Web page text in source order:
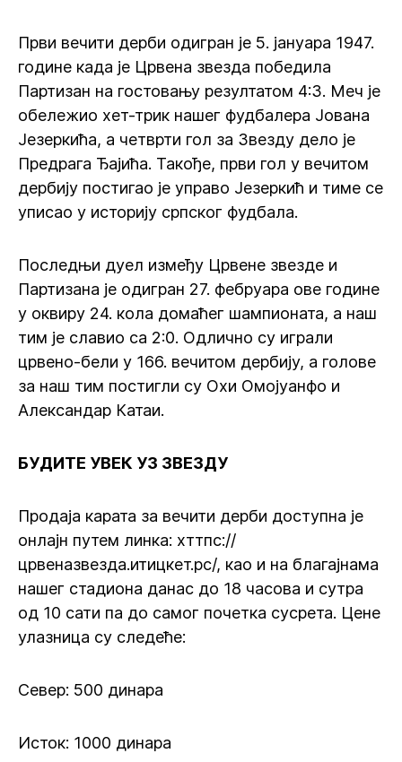
Први вечити дерби одигран је 5. јануара 1947.
године када је Црвена звезда победила
Партизан на гостовању резултатом 4:3. Меч је
обележио хет-трик нашег фудбалера Јована
Језеркића, а четврти гол за Звезду дело је
Предрага Ђајића. Такође, први гол у вечитом
дербију постигао је управо Језеркић и тиме се
уписао у историју српског фудбала.
Последњи дуел између Црвене звезде и
Партизана је одигран 27. фебруара ове године
у оквиру 24. кола домаћег шампионата, а наш
тим је славио са 2:0. Одлично су играли
црвено-бели у 166. вечитом дербију, а голове
за наш тим постигли су Охи Омојуанфо и
Александар Катаи.
БУДИТЕ УВЕК УЗ ЗВЕЗДУ
Продаја карата за вечити дерби доступна је
онлајн путем линка: хттпс://
црвеназвезда.итицкет.рс/, као и на благајнама
нашег стадиона данас до 18 часова и сутра
од 10 сати па до самог почетка сусрета. Цене
улазница су следеће:
Север: 500 динара
Исток: 1000 динара